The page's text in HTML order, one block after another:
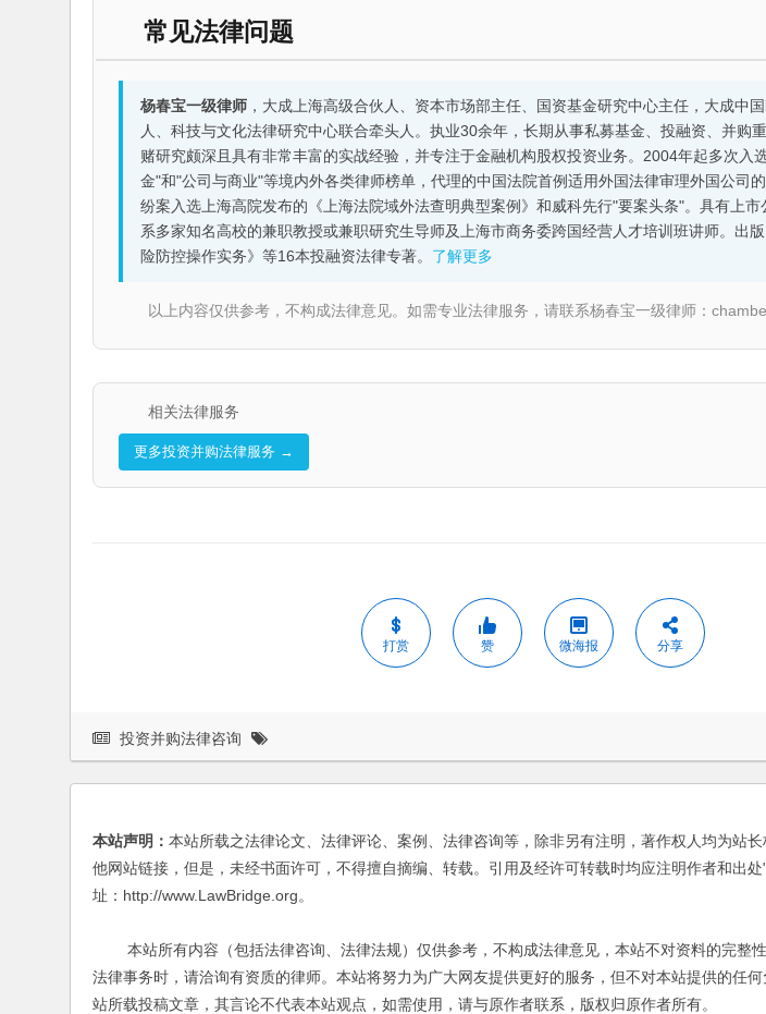
常见法律问题
杨春宝一级律师，大成上海高级合伙人、资本市场部主任、国资基金研究中心主任，大成中
人、科技与文化法律研究中心联合牵头人。执业30余年，长期从事私募基金、投融资、并购
赌研究颇深且具有非常丰富的实战经验，并专注于金融机构股权投资业务。2004年起多次入
金"和"公司与商业"等境内外各类律师榜单，代理的中国法院首例适用外国法律审理外国公司
纷案入选上海高院发布的《上海法院域外法查明典型案例》和威科先行"要案头条"。具有上市
系多家知名高校的兼职教授或兼职研究生导师及上海市商务委跨国经营人才培训班讲师。出
险防控操作实务》等16本投融资法律专著。 了解更多
以上内容仅供参考，不构成法律意见。如需专业法律服务，请联系杨春宝一级律师：
相关法律服务
更多投资并购法律服务 →
打赏 赞 微海报 分享
投资并购法律咨询
本站声明： 本站所载之法律论文、法律评论、案例、法律咨询等，除非另有注明，著作权人均为站
他网站链接，但是，未经书面许可，不得擅自摘编、转载。引用及经许可转载时均应注明作者和出
址：http://www.LawBridge.org。
本站所有内容（包括法律咨询、法律法规）仅供参考，不构成法律意见，本站不对资料的完整
法律事务时，请洽询有资质的律师。本站将努力为广大网友提供更好的服务，但不对本站提供的任
站所载投稿文章，其言论不代表本站观点，如需使用，请与原作者联系，版权归原作者所有。